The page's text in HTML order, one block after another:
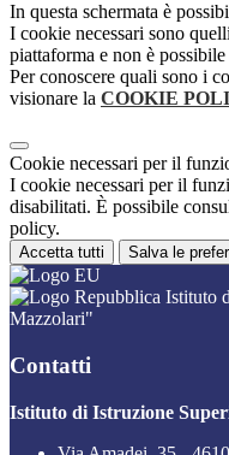
In questa schermata è
I cookie necessari sono
piattaforma e non è
Per conoscere quali sono i
visionare la COOKIE
Cookie necessari per il
I cookie necessari per il
disabilitati. È possibile
policy.
Accetta tutti Salva le
Istituto
Mazzolari"
Contatti
Istituto di Istruzione